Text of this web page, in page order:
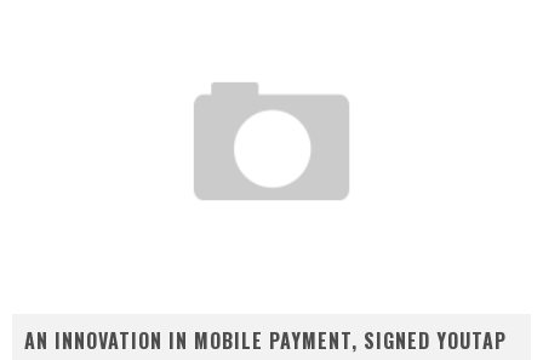
AN INNOVATION IN MOBILE PAYMENT, SIGNED YOUTAP